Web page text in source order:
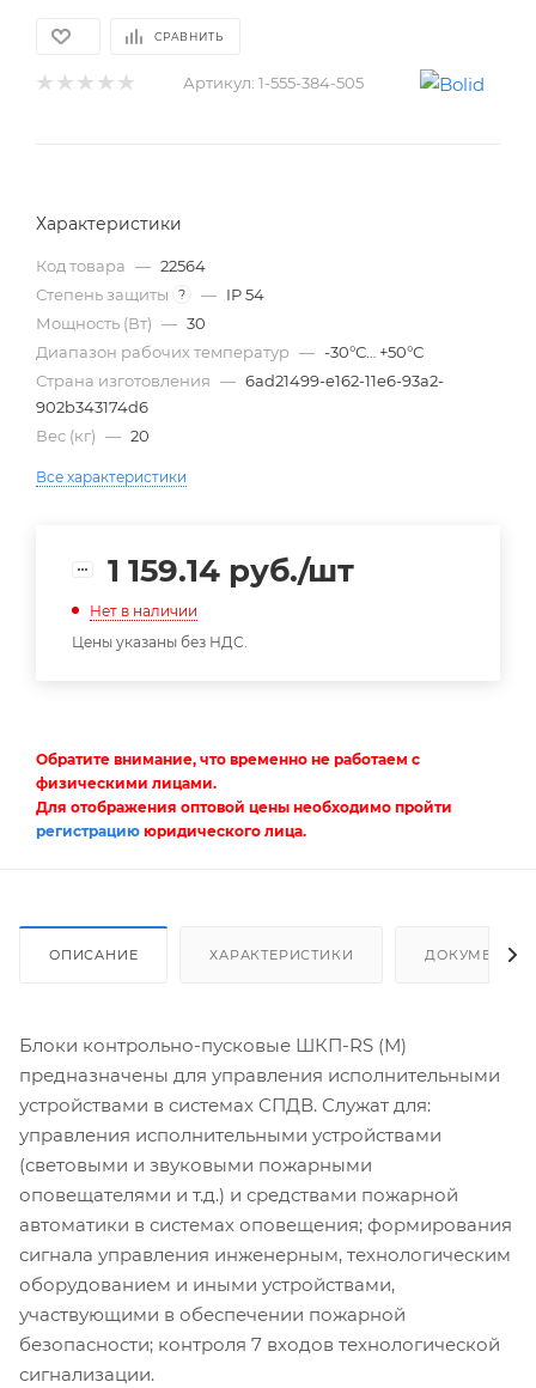
СРАВНИТЬ
Артикул: 1-555-384-505
Характеристики
Код товара — 22564
Степень защиты
? — IP 54
Мощность (Вт) — 30
Диапазон рабочих температур — -30°С… +50°С
Страна изготовления — 6ad21499-e162-11e6-93a2-
902b343174d6
Вес (кг) — 20
Все характеристики
1 159.14 руб./шт
Нет в наличии
Цены указаны без НДС.
Обратите внимание, что временно не работаем с
физическими лицами.
Для отображения оптовой цены необходимо пройти
регистрацию юридического лица.
ОПИСАНИЕ ХАРАКТЕРИСТИКИ ДОКУМЕНТЫ
Блоки контрольно-пусковые ШКП-RS (М)
предназначены для управления исполнительными
устройствами в системах СПДВ. Служат для:
управления исполнительными устройствами
(световыми и звуковыми пожарными
оповещателями и т.д.) и средствами пожарной
автоматики в системах оповещения; формирования
сигнала управления инженерным, технологическим
оборудованием и иными устройствами,
участвующими в обеспечении пожарной
безопасности; контроля 7 входов технологической
сигнализации.